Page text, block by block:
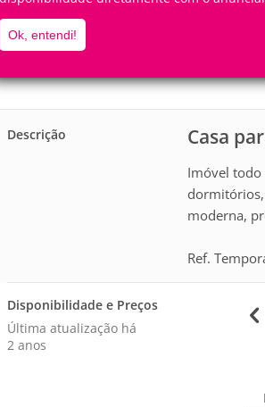
Ok, entendi!
8Pessoas
Casa
Descrição
Imóvel todo
dormitórios,
moderna,
Ref.
Disponibilidade e Preços
Última atualização há
2 anos